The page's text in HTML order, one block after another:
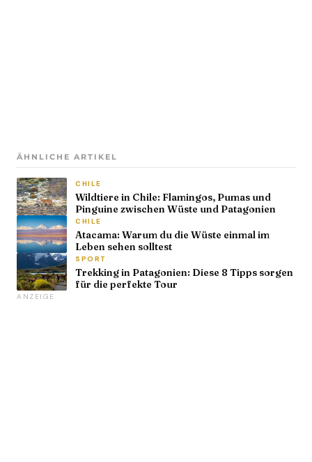
ÄHNLICHE ARTIKEL
CHILE
Wildtiere in Chile: Flamingos, Pumas und
Pinguine zwischen Wüste und Patagonien
CHILE
Atacama: Warum du die Wüste einmal im
Leben sehen solltest
SPORT
Trekking in Patagonien: Diese 8 Tipps sorgen
für die perfekte Tour
ANZEIGE